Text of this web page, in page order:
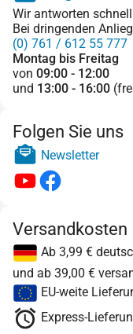
Wir antworten
Bei dringenden
(0) 761 / 612 55 777
Montag bis Freitag
von 09:00 - 12:00
und 13:00 - 16:00
Folgen Sie uns
Newsletter
Versandkosten
Ab 3,99 €
und ab 39,00 €
EU-weite
Express-